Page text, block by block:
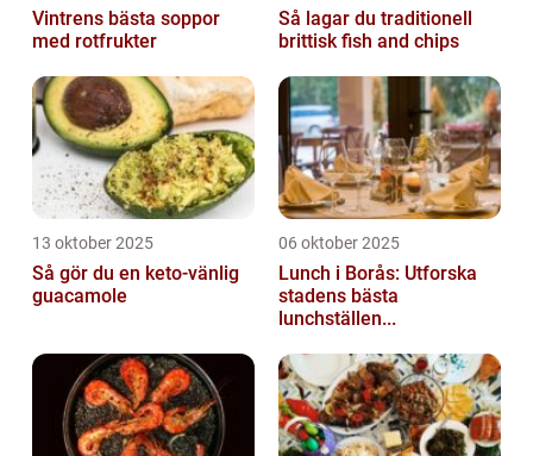
Vintrens bästa soppor
med rotfrukter
Så lagar du traditionell
brittisk fish and chips
13 oktober 2025
Så gör du en keto-vänlig
guacamole
06 oktober 2025
Lunch i Borås: Utforska
stadens bästa
lunchställen...